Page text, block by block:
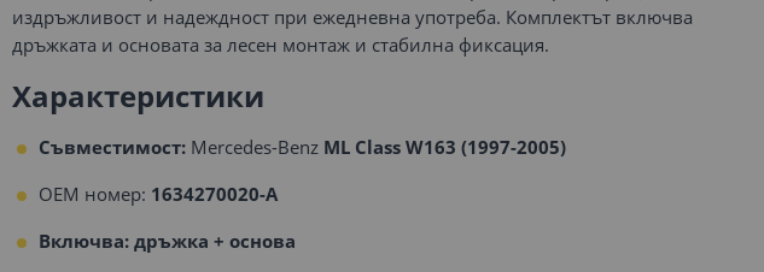
издръжливост и надеждност при ежедневна употреба. Комплектът включва
дръжката и основата за лесен монтаж и стабилна фиксация.
Характеристики
Съвместимост: Mercedes-Benz ML Class W163 (1997-2005)
OEM номер: 1634270020-A
Включва: дръжка + основа